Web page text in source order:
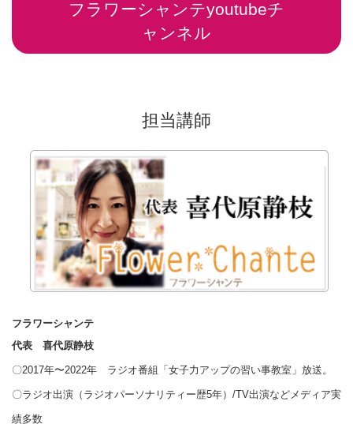
フラワーシャンテyoutubeチ
ャンネル
担当講師
フラワーシャンテ
代表 喜代原静枝
〇2017年〜2022年 ラジオ番組「女子力アップの習い事教室」放送。
〇ラジオ出演（ラジオパーソナリティー歴5年）/TV出演などメディア実
績多数